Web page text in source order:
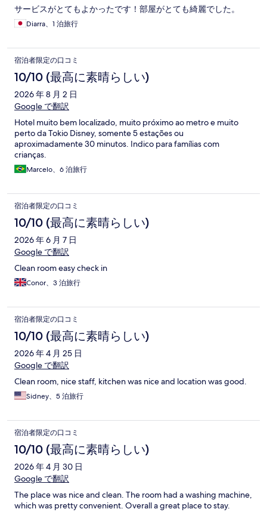
サービスがとてもよかったです！部屋がとても綺麗でした。
Diarra、1 泊旅行
宿泊者限定の口コミ
10/10 (最高に素晴らしい)
2026 年 8 月 2 日
Google で翻訳
Hotel muito bem localizado, muito próximo ao metro e muito
perto da Tokio Disney, somente 5 estações ou
aproximadamente 30 minutos. Indico para famílias com
crianças.
Marcelo、6 泊旅行
宿泊者限定の口コミ
10/10 (最高に素晴らしい)
2026 年 6 月 7 日
Google で翻訳
Clean room easy check in
Conor、3 泊旅行
宿泊者限定の口コミ
10/10 (最高に素晴らしい)
2026 年 4 月 25 日
Google で翻訳
Clean room, nice staff, kitchen was nice and location was good.
Sidney、5 泊旅行
宿泊者限定の口コミ
10/10 (最高に素晴らしい)
2026 年 4 月 30 日
Google で翻訳
The place was nice and clean. The room had a washing machine,
which was pretty convenient. Overall a great place to stay.